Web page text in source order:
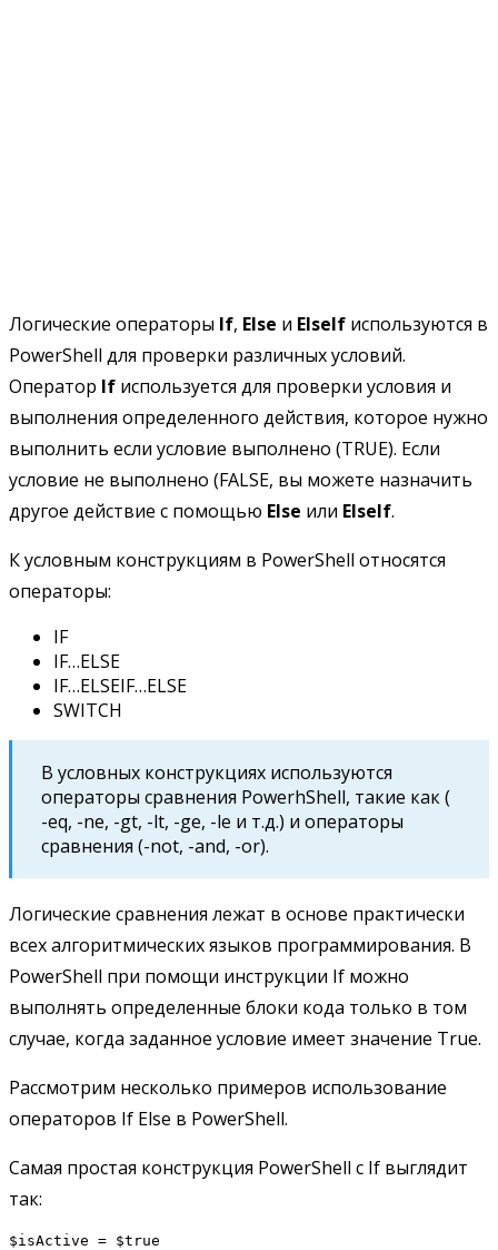
Логические операторы If, Else и ElseIf используются в
PowerShell для проверки различных условий.
Оператор If используется для проверки условия и
выполнения определенного действия, которое нужно
выполнить если условие выполнено (TRUE). Если
условие не выполнено (FALSE, вы можете назначить
другое действие с помощью Else или ElseIf.
К условным конструкциям в PowerShell относятся
операторы:
IF
IF…ELSE
IF…ELSEIF…ELSE
SWITCH
В условных конструкциях используются
операторы сравнения PowerhShell, такие как (
-eq, -ne, -gt, -lt, -ge, -le и т.д.) и операторы
сравнения (-not, -and, -or).
Логические сравнения лежат в основе практически
всех алгоритмических языков программирования. В
PowerShell при помощи инструкции If можно
выполнять определенные блоки кода только в том
случае, когда заданное условие имеет значение True.
Рассмотрим несколько примеров использование
операторов If Else в PowerShell.
Самая простая конструкция PowerShell с If выглядит
так:
$isActive = $true